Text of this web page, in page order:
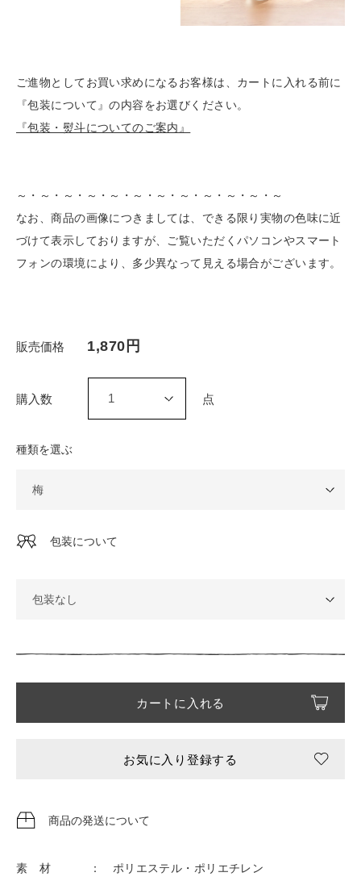
ご進物としてお買い求めになるお客様は、カートに入れる前に
『包装について』の内容をお選びください。
『包装・熨斗についてのご案内』
～・～・～・～・～・～・～・～・～・～・～・～
なお、商品の画像につきましては、できる限り実物の色味に近
づけて表示しておりますが、 ご覧いただくパソコンやスマート
フォンの環境により、多少異なって見える場合がございます。
1,870円
種類を選ぶ
包装について
カートに入れる
お気に入り登録する
商品の発送について
素 材 ： ポリエステル・ポリエチレン